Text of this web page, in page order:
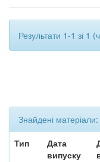
Результати 1-1 зі 1
Знайдені матеріали:
Тип
Дата
випуску